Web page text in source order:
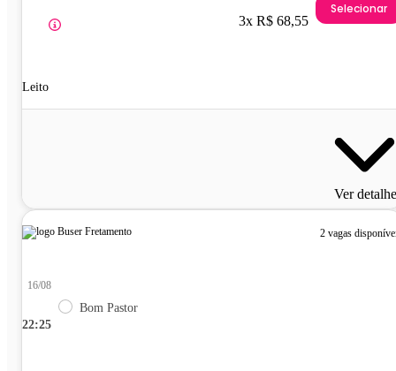
Leito
3x R$ 68,55
Selecionar
Ver
2 vagas
22:25
16/08
Bom Pastor